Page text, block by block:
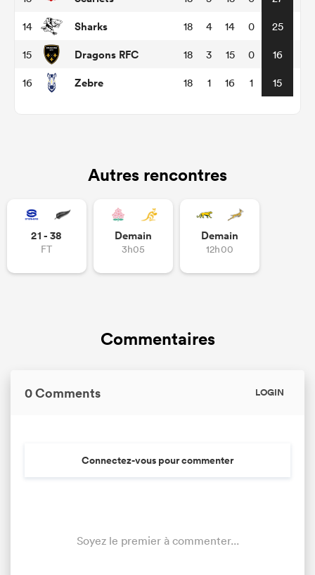
14 Sharks 18 4 14 0 25
15 Dragons RFC 18 3 15 0 16
16 Zebre 18 1 16 1 15
Autres rencontres
21 - 38
FT
Demain
3h05
Demain
12h00
Commentaires
0 Comments LOGIN
Connectez-vous pour commenter
Soyez le premier à commenter...